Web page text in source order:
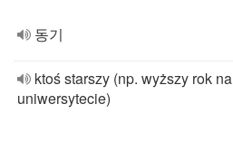
동기
ktoś starszy (np. wyższy rok na
uniwersytecie)